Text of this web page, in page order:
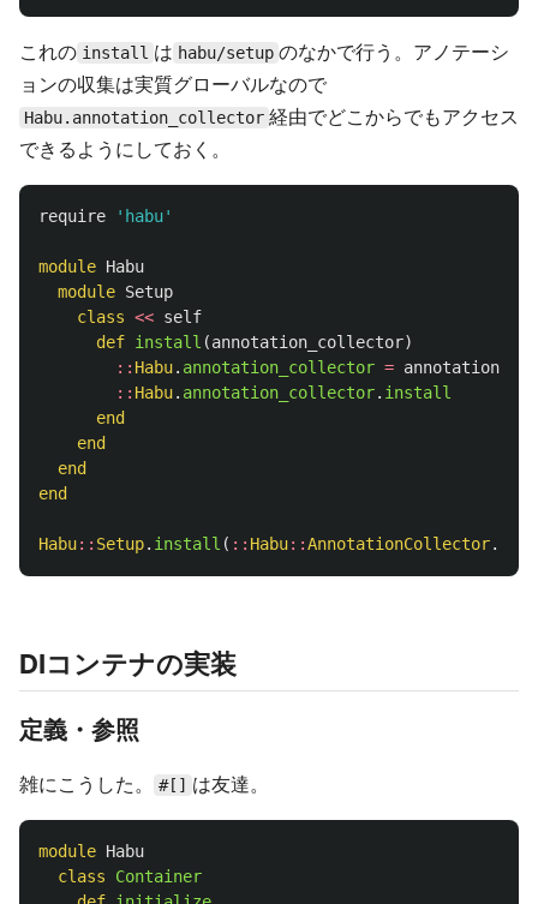
これの install は habu/setup のなかで行う。アノテーシ
ョンの収集は実質グローバルなので
Habu.annotation_collector 経由でどこからでもアクセス
できるようにしておく。
require 'habu'
module Habu
module Setup
class << self
def install (annotation_collector)
:: Habu. annotation_collector =
:: Habu. annotation_collector. install
end
end
end
end
Habu:: Setup. install ( :: Habu::AnnotationCollector.
DIコンテナの実装
定義・参照
雑にこうした。 #[] は友達。
module Habu
class
Container